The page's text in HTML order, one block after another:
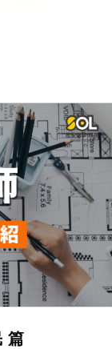
篇